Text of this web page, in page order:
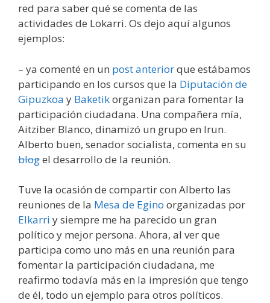
red para saber qué se comenta de las
actividades de Lokarri. Os dejo aquí algunos
ejemplos:
– ya comenté en un post anteriorque estábamos
participando en los cursos que la Diputación de
Gipuzkoa y Baketikorganizan para fomentar la
participación ciudadana. Una compañera mía,
Aitziber Blanco, dinamizó un grupo en Irun.
Alberto buen, senador socialista, comenta en su
blogel desarrollo de la reunión.
Tuve la ocasión de compartir con Alberto las
reuniones de la Mesa de Egino organizadas por
Elkarri y siempre me ha parecido un gran
político y mejor persona. Ahora, al ver que
participa como uno más en una reunión para
fomentar la participación ciudadana, me
reafirmo todavía más en la impresión que tengo
de él, todo un ejemplo para otros políticos.